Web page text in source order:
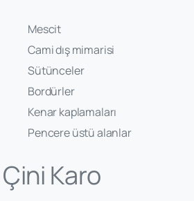
Mescit
Cami dış mimarisi
Sütünceler
Bordürler
Kenar kaplamaları
Pencere üstü alanlar
Karo